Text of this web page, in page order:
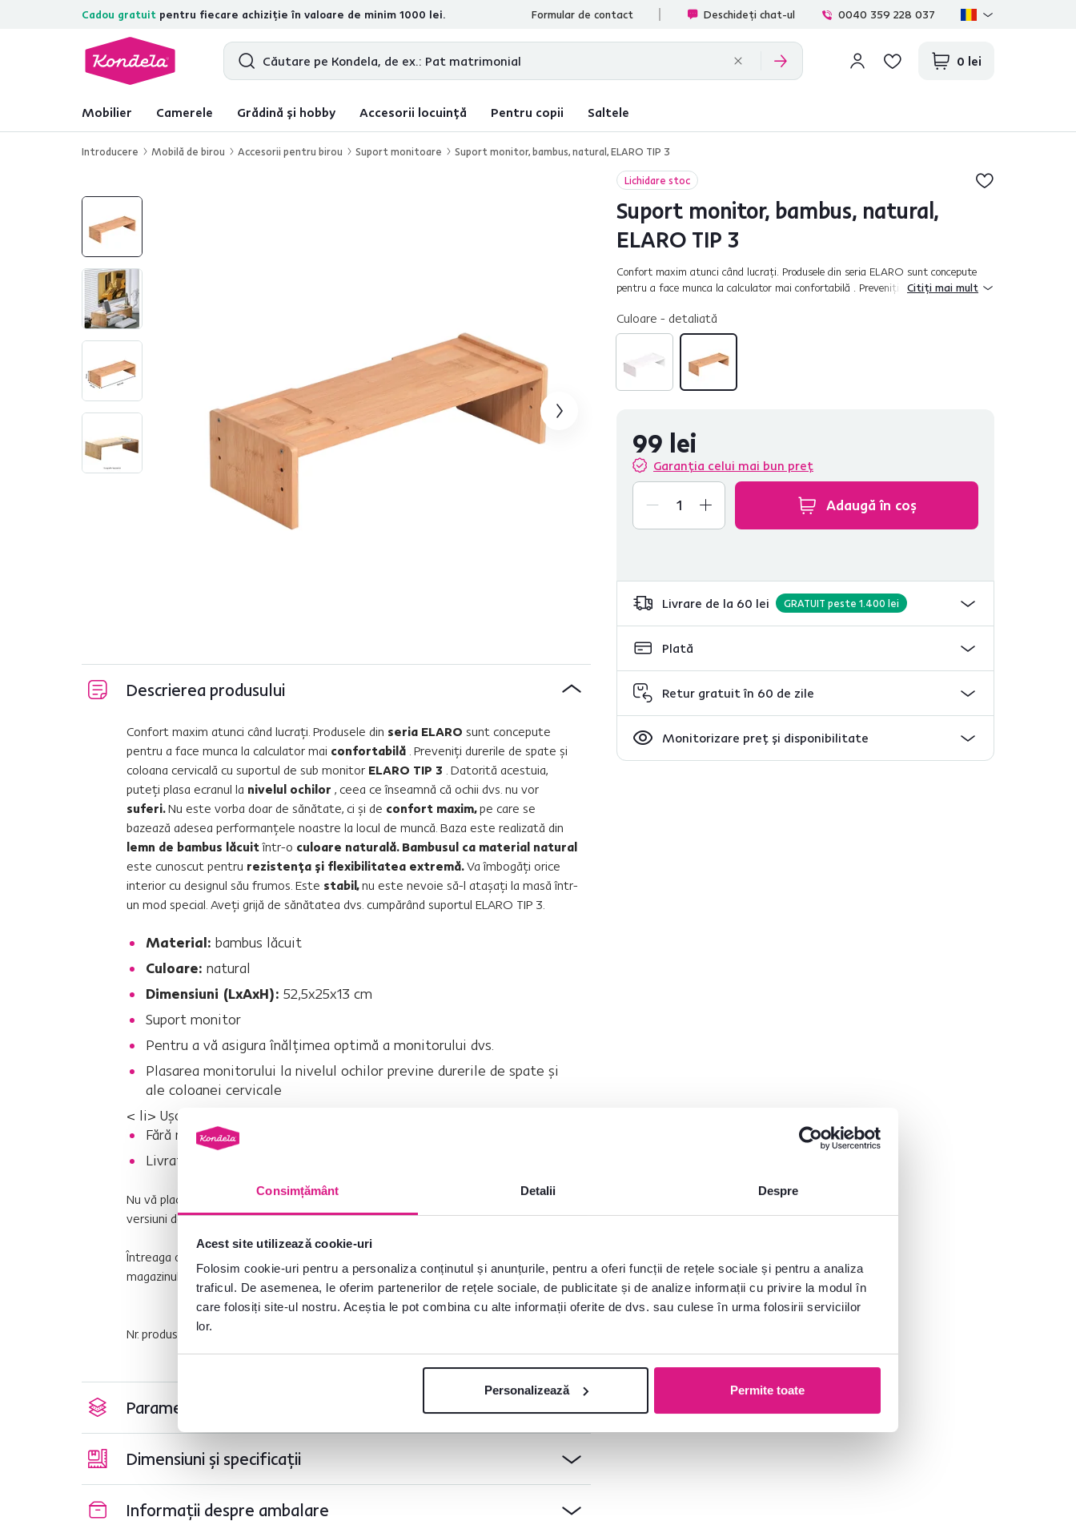
Consimțământ Detalii Despre
Acest site utilizează cookie-uri
Folosim cookie-uri pentru a personaliza conținutul și anunțurile, pentru a oferi funcții de rețele sociale și pentru a analiza
traficul. De asemenea, le oferim partenerilor de rețele sociale, de publicitate și de analize informații cu privire la modul în
care folosiți site-ul nostru. Aceștia le pot combina cu alte informații oferite de dvs. sau culese în urma folosirii serviciilor
lor.
Personalizează Permite toate
Cadou gratuit pentru fiecare achiziție în valoare de minim 1000 lei.
4,7 31.211recenzii de produs verificate Formular de contact Deschideți chat-ul 0040 359 228 037
0 lei
Mobilier Camerele Grădină și hobby Accesorii locuință Pentru copii Saltele
Introducere Mobilă de birou Accesorii pentru birou Suport monitoare Suport monitor, bambus, natural, ELARO TIP 3
Lichidare stoc
Suport monitor, bambus, natural,
ELARO TIP 3
Confort maxim atunci când lucraţi. Produsele din seria ELARO sunt concepute
pentru a face munca la calculator mai confortabilă . Preveniţi durerile de spate şi
Citiți mai mult
Culoare - detaliată
99 lei
Garanția celui mai bun preț
Adaugă în coș
Livrare de la 60 lei GRATUIT peste 1.400 lei
Plată
Retur gratuit în 60 de zile
Monitorizare preț și disponibilitate
Descrierea produsului
Confort maxim atunci când lucraţi. Produsele din seria ELARO sunt concepute
pentru a face munca la calculator mai confortabilă . Preveniţi durerile de spate şi
coloana cervicală cu suportul de sub monitor ELARO TIP 3 . Datorită acestuia,
puteţi plasa ecranul la nivelul ochilor , ceea ce înseamnă că ochii dvs. nu vor
suferi.Nu este vorba doar de sănătate, ci şi de confort maxim,pe care se
bazează adesea performanţele noastre la locul de muncă. Baza este realizată din
lemn de bambus lăcuitîntr-o culoare naturală. Bambusul ca material natural
este cunoscut pentru rezistenţa şi flexibilitatea extremă.Va îmbogăţi orice
interior cu designul său frumos. Este stabil,nu este nevoie să-l ataşaţi la masă într-
un mod special. Aveţi grijă de sănătatea dvs. cumpărând suportul ELARO TIP 3.
Material: bambus lăcuit
Culoare: natural
Dimensiuni (LxAxH): 52,5x25x13 cm
Suport monitor
Pentru a vă asigura înălţimea optimă a monitorului dvs.
Plasarea monitorului la nivelul ochilor previne durerile de spate şi
ale coloanei cervicale
< li> Uşor şi durabil
Fără montare pe masă
Livrat montat
Nu vă place culoarea? Oferim suport pentru monitor
în diferite
versiuni de culoare.
Întreaga ofertă din seria
magazinul nostru online.
Nr. produs : 0000300678
Parametri de bază
Dimensiuni și specificații
Informații despre ambalare